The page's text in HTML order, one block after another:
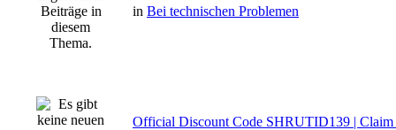
in Bei technischen Problemen
Official Discount Code SHRUTID139 |